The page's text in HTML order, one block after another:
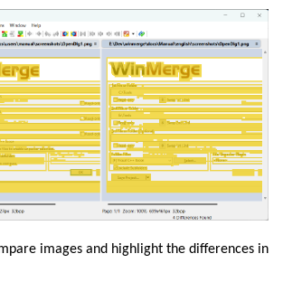
images and highlight the differences in